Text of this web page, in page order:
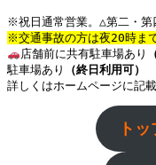
※祝日通常営業。△第二・第
※交通事故の方は夜20時ま
店舗前に共有駐車場あり
駐車場あり
（終日利用可）
詳しくはホームページに記
ト